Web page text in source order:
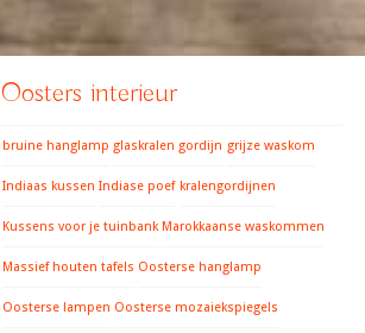
Oosters interieur
bruine hanglamp glaskralen gordijn grijze waskom
Indiaas kussen Indiase poef kralengordijnen
Kussens voor je tuinbank Marokkaanse waskommen
Massief houten tafels Oosterse hanglamp
Oosterse lampen Oosterse mozaiekspiegels